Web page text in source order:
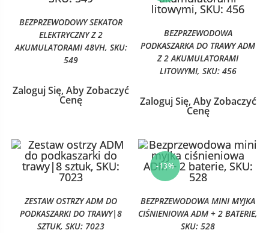
BEZPRZEWODOWY SEKATOR
ELEKTRYCZNY Z 2
AKUMULATORAMI 48VH, SKU:
549
Zaloguj Się, Aby Zobaczyć
Cenę
BEZPRZEWODOWA
PODKASZARKA DO TRAWY ADM
Z 2 AKUMULATORAMI
LITOWYMI, SKU: 456
Zaloguj Się, Aby Zobaczyć
Cenę
ZESTAW OSTRZY ADM DO
PODKASZARKI DO TRAWY|8
SZTUK, SKU: 7023
-13%
BEZPRZEWODOWA MINI MYJKA
CIŚNIENIOWA ADM + 2 BATERIE,
SKU: 528